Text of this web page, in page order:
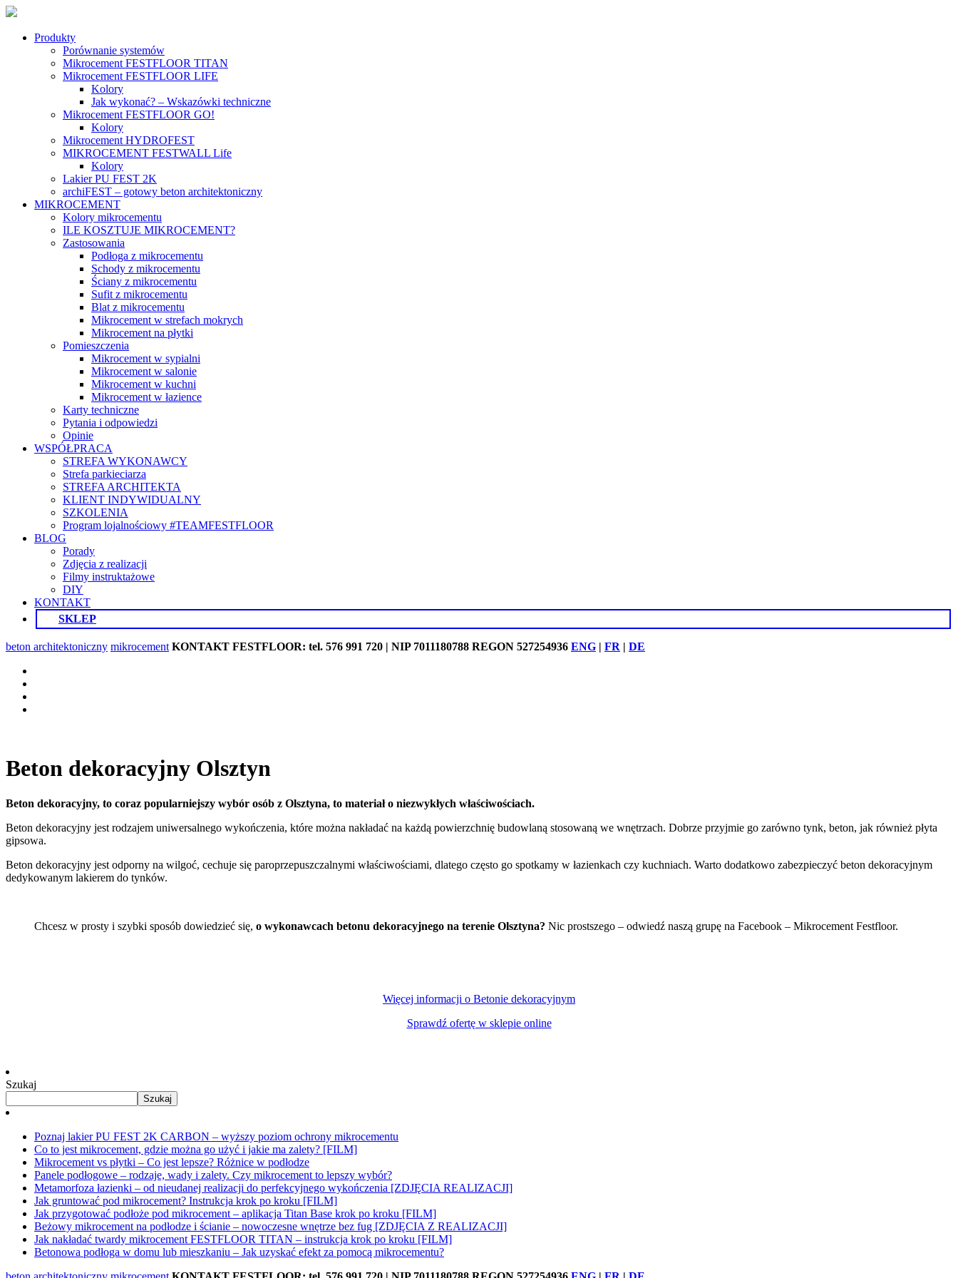
Produkty
Porównanie systemów
Mikrocement FESTFLOOR TITAN
Mikrocement FESTFLOOR LIFE
Kolory
Jak wykonać? – Wskazówki techniczne
Mikrocement FESTFLOOR GO!
Kolory
Mikrocement HYDROFEST
MIKROCEMENT FESTWALL Life
Kolory
Lakier PU FEST 2K
archiFEST – gotowy beton architektoniczny
MIKROCEMENT
Kolory mikrocementu
ILE KOSZTUJE MIKROCEMENT?
Zastosowania
Podłoga z mikrocementu
Schody z mikrocementu
Ściany z mikrocementu
Sufit z mikrocementu
Blat z mikrocementu
Mikrocement w strefach mokrych
Mikrocement na płytki
Pomieszczenia
Mikrocement w sypialni
Mikrocement w salonie
Mikrocement w kuchni
Mikrocement w łazience
Karty techniczne
Pytania i odpowiedzi
Opinie
WSPÓŁPRACA
STREFA WYKONAWCY
Strefa parkieciarza
STREFA ARCHITEKTA
KLIENT INDYWIDUALNY
SZKOLENIA
Program lojalnościowy #TEAMFESTFLOOR
BLOG
Porady
Zdjęcia z realizacji
Filmy instruktażowe
DIY
KONTAKT
SKLEP
beton architektoniczny mikrocement KONTAKT FESTFLOOR: tel. 576 991 720 | NIP 7011180788 REGON 527254936 ENG | FR | DE
Beton dekoracyjny Olsztyn
Beton dekoracyjny, to coraz popularniejszy wybór osób z Olsztyna, to materiał o niezwykłych właściwościach.
Beton dekoracyjny jest rodzajem uniwersalnego wykończenia, które można nakładać na każdą powierzchnię budowlaną stosowaną we wnętrzach. Dobrze przyjmie go zarówno tynk, beton, jak również płyta
gipsowa.
Beton dekoracyjny jest odporny na wilgoć, cechuje się paroprzepuszczalnymi właściwościami, dlatego często go spotkamy w łazienkach czy kuchniach. Warto dodatkowo zabezpieczyć beton dekoracyjnym
dedykowanym lakierem do tynków.
Chcesz w prosty i szybki sposób dowiedzieć się, o wykonawcach betonu dekoracyjnego na terenie Olsztyna? Nic prostszego – odwiedź naszą grupę na Facebook – Mikrocement Festfloor.
Więcej informacji o Betonie dekoracyjnym
Sprawdź ofertę w sklepie online
Szukaj
Szukaj
Poznaj lakier PU FEST 2K CARBON – wyższy poziom ochrony mikrocementu
Co to jest mikrocement, gdzie można go użyć i jakie ma zalety? [FILM]
Mikrocement vs płytki – Co jest lepsze? Różnice w podłodze
Panele podłogowe – rodzaje, wady i zalety. Czy mikrocement to lepszy wybór?
Metamorfoza łazienki – od nieudanej realizacji do perfekcyjnego wykończenia [ZDJĘCIA REALIZACJI]
Jak gruntować pod mikrocement? Instrukcja krok po kroku [FILM]
Jak przygotować podłoże pod mikrocement – aplikacja Titan Base krok po kroku [FILM]
Beżowy mikrocement na podłodze i ścianie – nowoczesne wnętrze bez fug [ZDJĘCIA Z REALIZACJI]
Jak nakładać twardy mikrocement FESTFLOOR TITAN – instrukcja krok po kroku [FILM]
Betonowa podłoga w domu lub mieszkaniu – Jak uzyskać efekt za pomocą mikrocementu?